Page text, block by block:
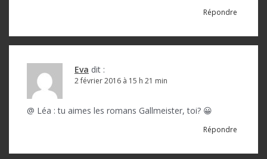
Répondre
Eva dit :
2 février 2016 à 15 h 21 min
@ Léa : tu aimes les romans Gallmeister, toi? 😀
Répondre